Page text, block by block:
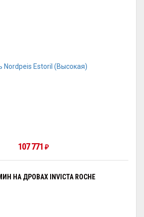
107 771 ₽
НА ДРОВАХ INVICTA ROCHE